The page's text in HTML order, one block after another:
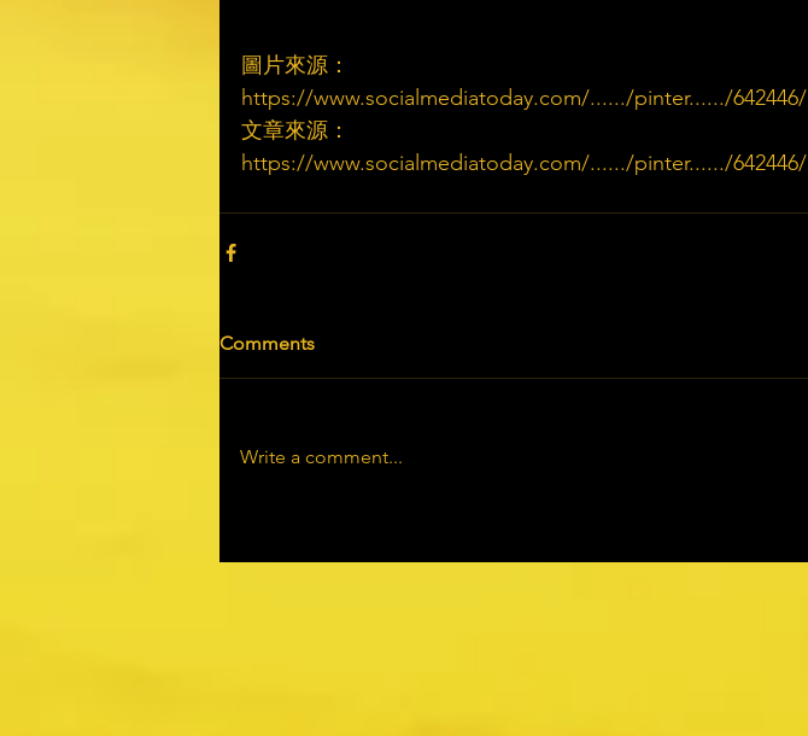
圖片來源：
https://www.socialmediatoday.com/....../pinter....../642446/
文章來源：
https://www.socialmediatoday.com/....../pinter....../642446/
Comments
Write a comment...